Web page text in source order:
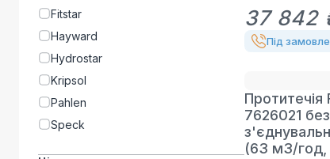
Fitstar
Hayward
Hydrostar
Kripsol
Pahlen
Speck
37 842
Під
7626021 без
(63 м3/год,